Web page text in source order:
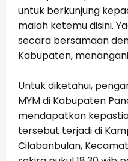
untuk berkunjung
malah ketemu disini.
secara bersamaan
Kabupaten,
Untuk diketahui,
MYM di Kabupaten
mendapatkan
tersebut terjadi di
Cilabanbulan,